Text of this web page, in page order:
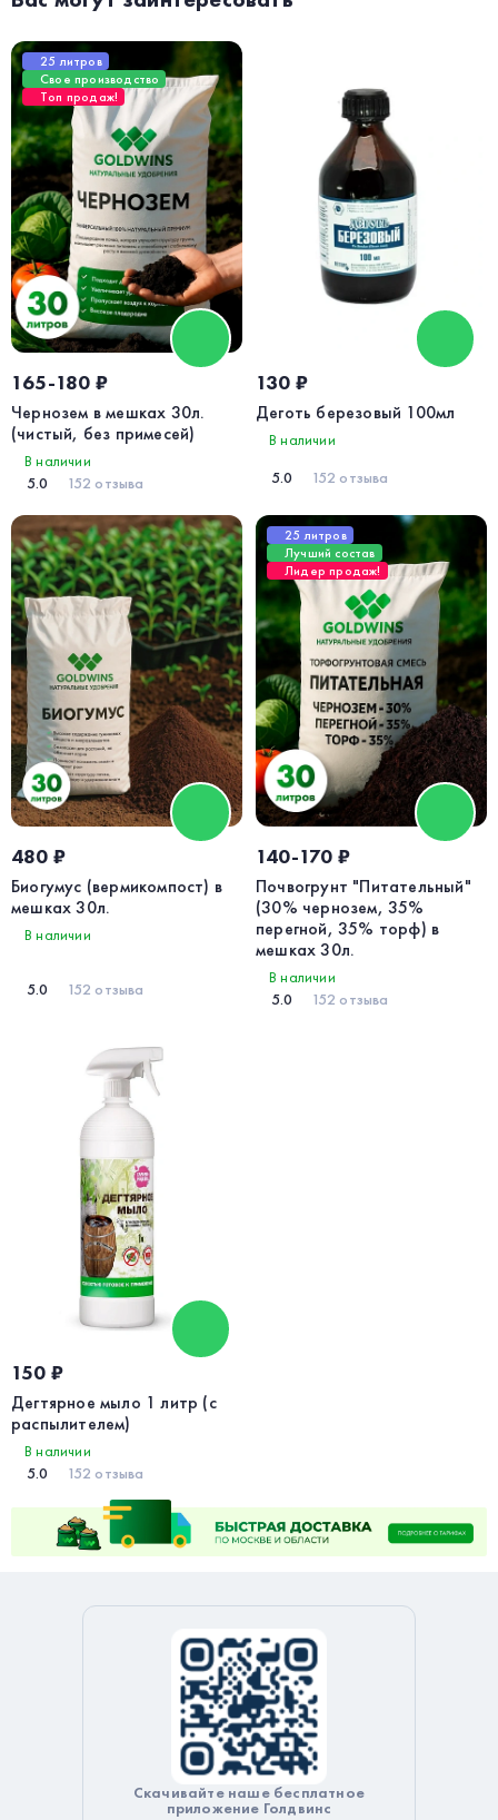
25 литров
Свое производство
Топ продаж!
165-180 ₽
Чернозем в мешках 30л.
(чистый, без примесей)
В наличии
5.0
152 отзыва
130 ₽
Деготь березовый 100мл
В наличии
5.0
152 отзыва
480 ₽
Биогумус (вермикомпост) в
мешках 30л.
В наличии
5.0 152 отзыва
25 литров
Лучший состав
Лидер продаж!
140-170 ₽
Почвогрунт "Питательный"
(30% чернозем, 35%
перегной, 35% торф) в
мешках 30л.
В наличии
5.0
152 отзыва
150 ₽
Дегтярное мыло 1 литр (с
распылителем)
В наличии
5.0
152 отзыва
Скачивайте наше бесплатное
приложение Голдвинс